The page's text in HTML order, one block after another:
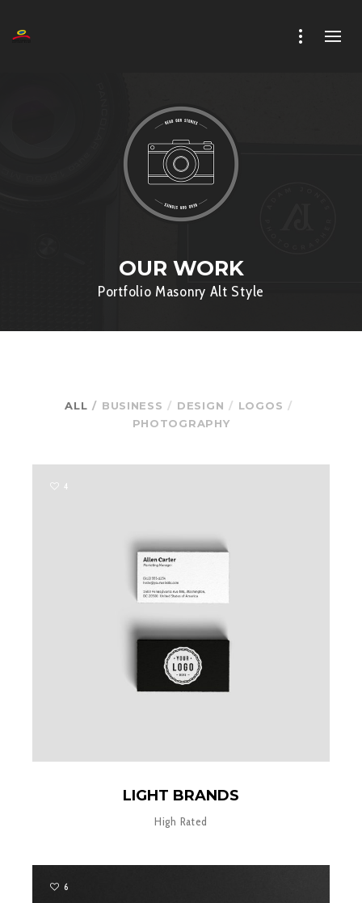
OUR WORK
Portfolio Masonry Alt Style
ALL BUSINESS DESIGN
LOGOS
PHOTOGRAPHY
4
LIGHT BRANDS
High Rated
6